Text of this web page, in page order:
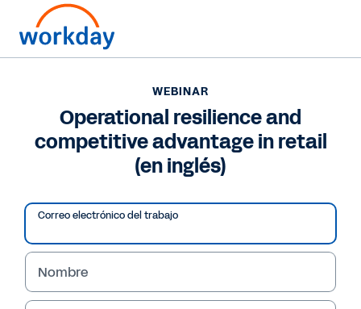
WEBINAR
Operational resilience and competitive advantage in
retail (en inglés)
WEBINAR
Operational resilience and
competitive advantage in retail
(en inglés)
Correo electrónico del trabajo
Nombre